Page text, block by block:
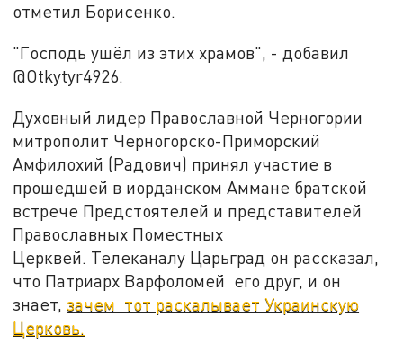
отметил Борисенко.
"Господь ушёл из этих храмов", - добавил
@Otkytyr4926.
Духовный лидер Православной Черногории
митрополит Черногорско-Приморский
Амфилохий (Радович) принял участие в
прошедшей в иорданском Аммане братской
встрече Предстоятелей и представителей
Православных Поместных
Церквей. Телеканалу Царьград он рассказал,
что Патриарх Варфоломей его друг, и он
знает, зачем тот раскалывает Украинскую
Церковь.